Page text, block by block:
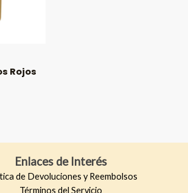
Rojos
Enlaces de Interés
de Devoluciones y Reembolsos
Términos del Servicio